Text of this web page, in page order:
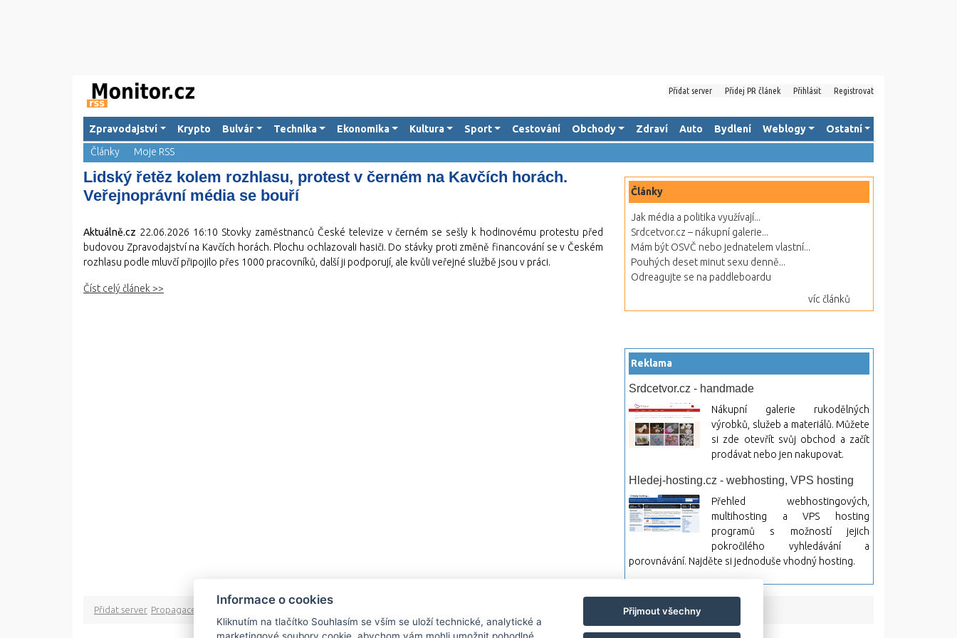
Přidat server Přidej PR článek Přihlásit Registrovat
Zpravodajství Krypto Bulvár Technika Ekonomika Kultura Sport Cestování Obchody Zdraví Auto Bydlení Weblogy
Ostatní
Články
Moje RSS
Lidský řetěz kolem rozhlasu, protest v černém na Kavčích horách.
Veřejnoprávní média se bouří
Aktuálně.cz 22.06.2026 16:10 Stovky zaměstnanců České televize v černém se sešly k hodinovému protestu před
budovou Zpravodajství na Kavčích horách. Plochu ochlazovali hasiči. Do stávky proti změně financování se v Českém
rozhlasu podle mluvčí připojilo přes 1000 pracovníků, další ji podporují, ale kvůli veřejné službě jsou v práci.
Číst celý článek >>
Články
Jak média a politika využívají...
Srdcetvor.cz – nákupní galerie...
Mám být OSVČ nebo jednatelem vlastní...
Pouhých deset minut sexu denně...
Odreagujte se na paddleboardu
víc článků
Reklama
Srdcetvor.cz - handmade
Nákupní galerie rukodělných
výrobků, služeb a materiálů. Můžete
si zde otevřít svůj obchod a začít
prodávat nebo jen nakupovat.
Hledej-hosting.cz - webhosting, VPS hosting
Přehled webhostingových,
multihosting a VPS hosting
programů s možností jejich
pokročilého vyhledávání a
porovnávání. Najděte si jednoduše vhodný hosting.
Přidat server Propagace
Informace o cookies
Kliknutím na tlačítko Souhlasím se vším se uloží technické, analytické a
Přijmout všechny